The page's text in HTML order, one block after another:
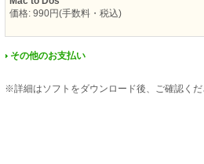
価格: 990円(手数料・税込)
その他のお支払い
※詳細はソフトをダウンロード後、ご確認く